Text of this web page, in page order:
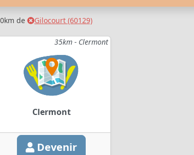
de Gilocourt (60129)
35km - Clermont
Clermont
Devenir